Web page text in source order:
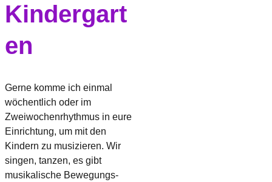
Kindergart
en
Gerne komme ich einmal
wöchentlich oder im
Zweiwochenrhythmus in eure
Einrichtung, um mit den
Kindern zu musizieren. Wir
singen, tanzen, es gibt
musikalische Bewegungs-